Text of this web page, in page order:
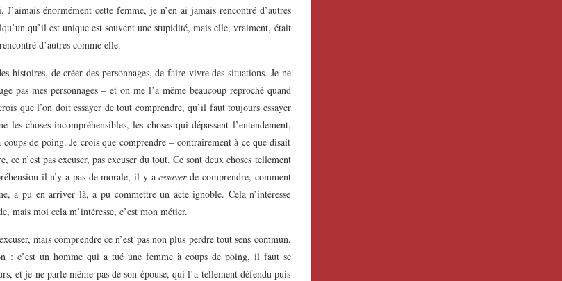
J’aimais énormément cette femme, je n’en ai jamais rencontré d’autres
qu’il est unique est souvent une stupidité, mais elle, vraiment, était
d’autres comme elle.
histoires, de créer des personnages, de faire vivre des situations. Je ne
pas mes personnages – et on me l’a même beaucoup reproché quand
que l’on doit essayer de tout comprendre, qu’il faut toujours essayer
les choses incompréhensibles, les choses qui dépassent l’entendement,
de poing. Je crois que comprendre – contrairement à ce que disait
ce n’est pas excuser, pas excuser du tout. Ce sont deux choses tellement
il n’y a pas de morale, il y aessayerde comprendre, comment
a pu en arriver là, a pu commettre un acte ignoble. Cela n’intéresse
mais moi cela m’intéresse, c’est mon métier.
mais comprendre ce n’est pas non plus perdre tout sens commun,
: c’est un homme qui a tué une femme à coups de poing, il faut se
et je ne parle même pas de son épouse, qui l’a tellement défendu puis